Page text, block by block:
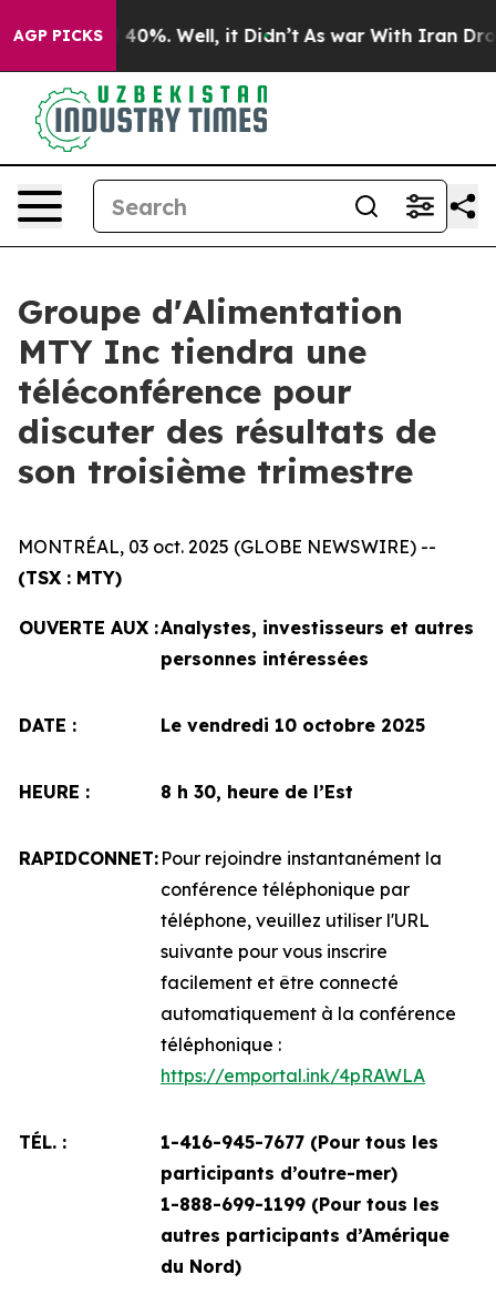
AGP PICKS
Around 40%. Well, it Didn’t As war With Iran Drove
Groupe d'Alimentation
MTY Inc tiendra une
téléconférence pour
discuter des résultats de
son troisième trimestre
MONTRÉAL, 03 oct. 2025 (GLOBE NEWSWIRE) --
(TSX : MTY)
OUVERTE AUX :Analystes, investisseurs et autres
personnes intéressées
DATE : Le vendredi 10 octobre 2025
HEURE : 8 h 30, heure de l’Est
RAPIDCONNET: Pour rejoindre instantanément la
conférence téléphonique par
téléphone, veuillez utiliser l'URL
suivante pour vous inscrire
facilement et être connecté
automatiquement à la conférence
téléphonique :
https://emportal.ink/4pRAWLA
TÉL. :
1-416-945-7677 (Pour tous les
participants d’outre-mer)
1-888-699-1199 (Pour tous les
autres participants d’Amérique
du Nord)